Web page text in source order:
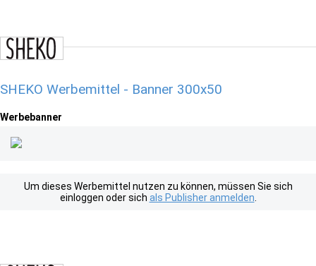
SHEKO Werbemittel - Banner 300x50
Werbebanner
Um dieses Werbemittel nutzen zu können, müssen Sie sich
einloggen oder sich als Publisher anmelden